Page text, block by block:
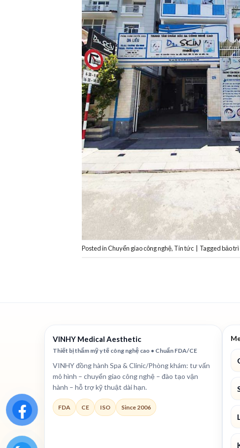
Posted inChuyển giao công nghệ, Tin tức Taggedbảo trì
VINHY Medical Aesthetic
Thiết bị thẩm mỹ y tế công nghệ cao • Chuẩn FDA/CE
VINHY đồng hành Spa & Clinic/Phòng khám: tư vấn
mô hình – chuyển giao công nghệ – đào tạo vận
hành – hỗ trợ kỹ thuật dài hạn.
FDA CE ISO Since 2006